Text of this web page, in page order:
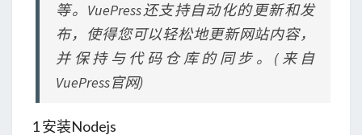
等。VuePress还支持自动化的更新和发
布，使得您可以轻松地更新网站内容，
并保持与代码仓库的同步。(来自
VuePress官网)
1 安装Nodejs